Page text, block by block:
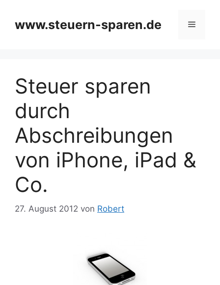
springen
www.steuern-sparen.de Menü
Steuer sparen
durch
Abschreibungen
von iPhone, iPad &
Co.
27. August 2012 von Robert